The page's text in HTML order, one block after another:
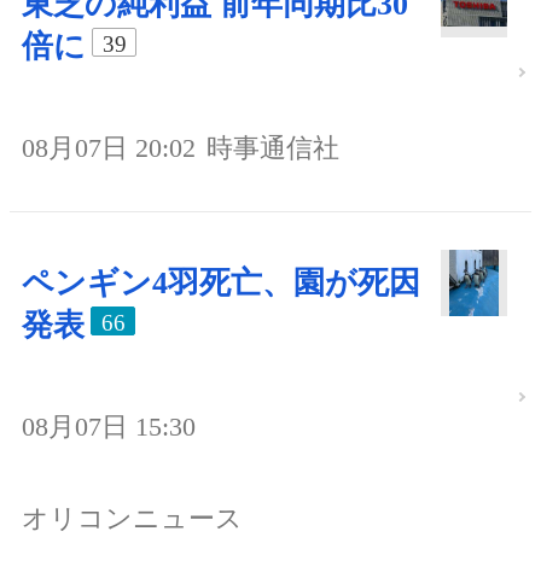
倍に
39
08月07日 20:02 時事通信社
ペンギン4羽死亡、園が死因
発表
66
08月07日 15:30
オリコンニュース